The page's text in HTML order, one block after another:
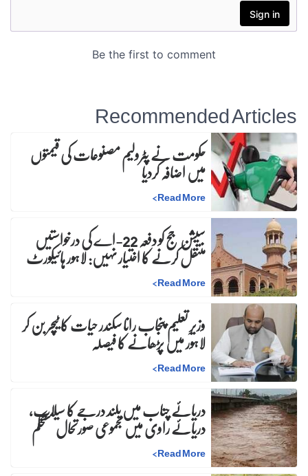
Recommended Articles
حکومت نے پٹرولیم مصنوعات کی قیمتوں
میں اضافہ کردیا
Read More
>
سیشن جج کو دفعہ 22-اے کی درخواستیں
منتقل کرنے کا اختیار نہیں: لاہور ہائیکورٹ
Read More
>
وزیرِ تعلیم پنجاب رانا سکندر حیات کا ٹیچر بن کر
لاہور میں پڑھانے کا فیصلہ
Read More
>
دریائے چناب میں بلند درجے کا سیلاب،
دریائے راوی میں مجموعی صورتحال مستحکم
Read More
>